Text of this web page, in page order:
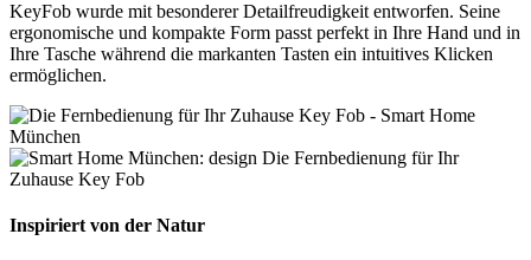
KeyFob wurde mit besonderer Detailfreudigkeit entworfen. Seine
ergonomische und kompakte Form passt perfekt in Ihre Hand und in
Ihre Tasche während die markanten Tasten ein intuitives Klicken
ermöglichen.
Inspiriert von der Natur